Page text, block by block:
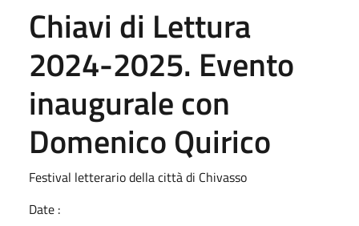
Chiavi di Lettura
2024-2025. Evento
inaugurale con
Domenico Quirico
Festival letterario della città di Chivasso
Date :